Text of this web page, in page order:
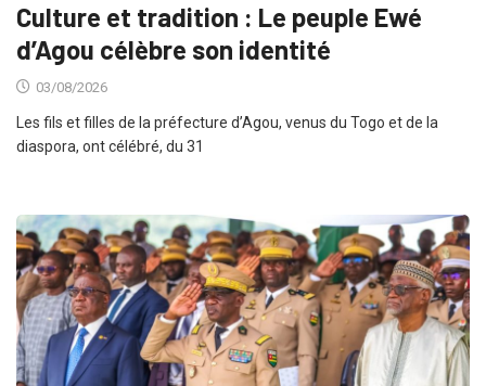
Culture et tradition : Le peuple Ewé
d’Agou célèbre son identité
03/08/2026
Les fils et filles de la préfecture d’Agou, venus du Togo et de la
diaspora, ont célébré, du 31